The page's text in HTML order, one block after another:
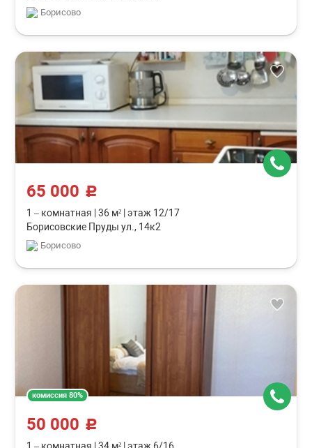
Борисово
65 000 c
1 – комнатная 36 м² этаж 12/17
Борисовские Пруды ул., 14к2
Борисово
комиссия 80%
50 000 c